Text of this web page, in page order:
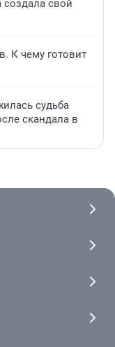
создала свой
К чему готовит
судьба
скандала в